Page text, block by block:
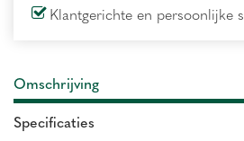
Klantgerichte en persoonlijke
Omschrijving
Specificaties